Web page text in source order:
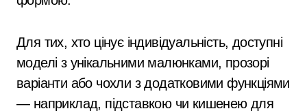
Для тих, хто цінує індивідуальність, доступні
моделі з унікальними малюнками, прозорі
варіанти або чохли з додатковими функціями
— наприклад, підставкою чи кишенею для